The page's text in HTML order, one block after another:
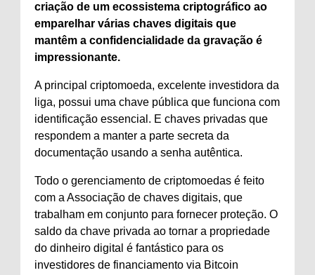
criação de um ecossistema criptográfico ao
emparelhar várias chaves digitais que
mantêm a confidencialidade da gravação é
impressionante.
A principal criptomoeda, excelente investidora da
liga, possui uma chave pública que funciona com
identificação essencial. E chaves privadas que
respondem a manter a parte secreta da
documentação usando a senha autêntica.
Todo o gerenciamento de criptomoedas é feito
com a Associação de chaves digitais, que
trabalham em conjunto para fornecer proteção. O
saldo da chave privada ao tornar a propriedade
do dinheiro digital é fantástico para os
investidores de financiamento via Bitcoin